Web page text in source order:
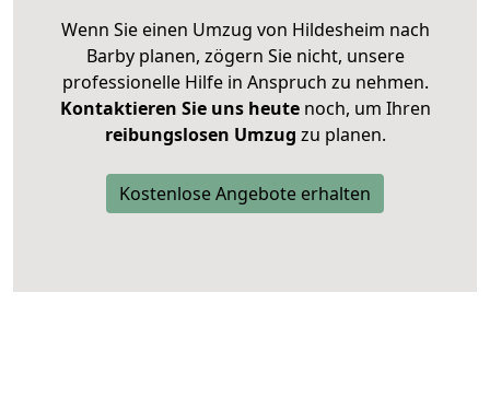
Wenn Sie einen Umzug von Hildesheim nach
Barby planen, zögern Sie nicht, unsere
professionelle Hilfe in Anspruch zu nehmen.
Kontaktieren Sie uns heutenoch, um Ihren
reibungslosen Umzug zu planen.
Kostenlose Angebote erhalten